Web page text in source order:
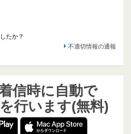
たか？
不適切情報の通報
信時に自動で
行います(無料)